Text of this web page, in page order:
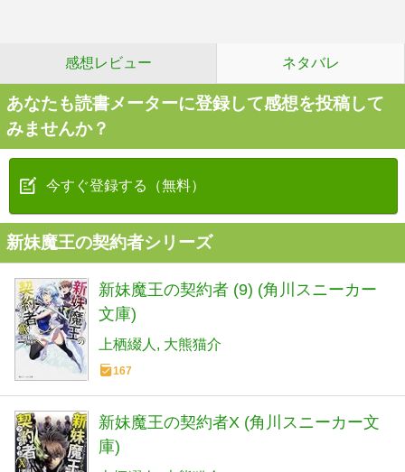
感想レビュー ネタバレ
あなたも読書メーターに登録して感想を投稿して
みませんか？
今すぐ登録する（無料）
新妹魔王の契約者シリーズ
新妹魔王の契約者 (9) (角川スニーカー
文庫)
上栖綴人 大熊猫介
167
新妹魔王の契約者X (角川スニーカー文
庫)